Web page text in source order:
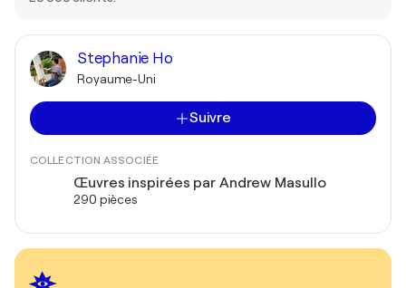
Stephanie Ho
Royaume-Uni
Suivre
COLLECTION ASSOCIÉE
Œuvres inspirées par Andrew Masullo
290 pièces